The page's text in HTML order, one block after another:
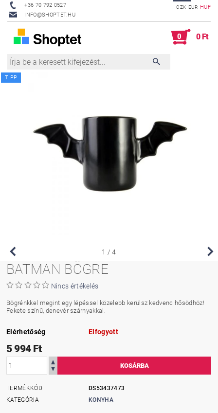
+36 70 792 0527
INFO@SHOPTET.HU
CZK EUR HUF
0 0 Ft
TIPP
1 / 4
BATMAN BÖGRE
Nincs értékelés
Bögrénkkel megint egy lépéssel közelebb kerülsz kedvenc hősödhöz!
Fekete színű, denevér szárnyakkal.
Elérhetőség Elfogyott
5 994 Ft
TERMÉKKÓD
DS53437473
KATEGÓRIA
KONYHA